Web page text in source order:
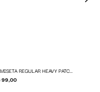
CAMISETA REGULAR HEAVY PATCH LOGO
99,00